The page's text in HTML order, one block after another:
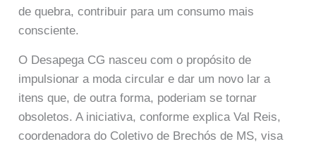
de quebra, contribuir para um consumo mais
consciente.
O Desapega CG nasceu com o propósito de
impulsionar a moda circular e dar um novo lar a
itens que, de outra forma, poderiam se tornar
obsoletos. A iniciativa, conforme explica Val Reis,
coordenadora do Coletivo de Brechós de MS, visa